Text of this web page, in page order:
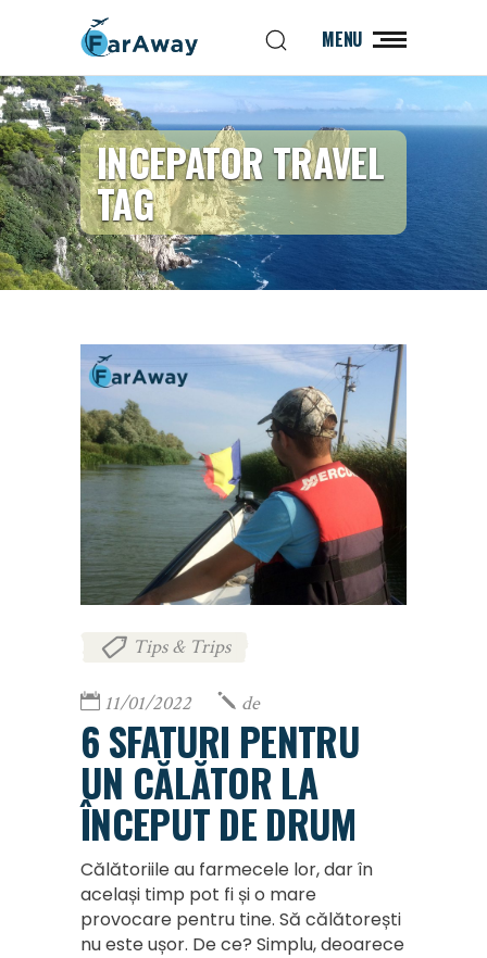
MENU
INCEPATOR TRAVEL
TAG
Tips & Trips
11/01/2022 de
6 SFATURI PENTRU
UN CĂLĂTOR LA
ÎNCEPUT DE DRUM
Călătoriile au farmecele lor, dar în
același timp pot fi și o mare
provocare pentru tine. Să călătorești
nu este ușor. De ce? Simplu, deoarece